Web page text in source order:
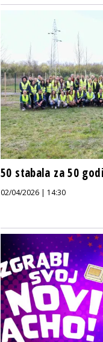
50 stabala za 50
02/04/2026 | 14:30